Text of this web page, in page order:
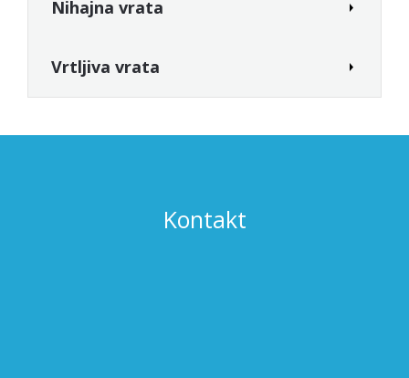
Nihajna vrata
Vrtljiva vrata
Kontakt